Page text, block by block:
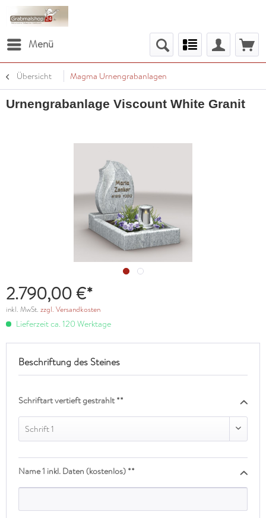
Menü
Übersicht Magma Urnengrabanlagen
Urnengrabanlage Viscount White Granit
2.790,00 €*
inkl. MwSt. zzgl. Versandkosten
Lieferzeit ca. 120 Werktage
Beschriftung des Steines
Schriftart vertieft gestrahlt **
Schrift 1
Name 1 inkl. Daten (kostenlos) **